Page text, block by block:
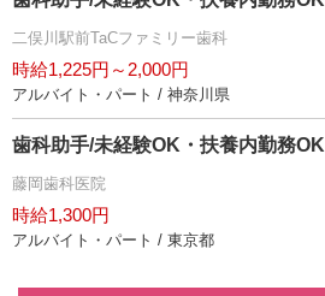
二俣川駅前TaCファミリー歯科
時給1,225円～2,000円
アルバイト・パート / 神奈川県
歯科助手/未経験OK・扶養内勤務OK
藤岡歯科医院
時給1,300円
アルバイト・パート / 東京都